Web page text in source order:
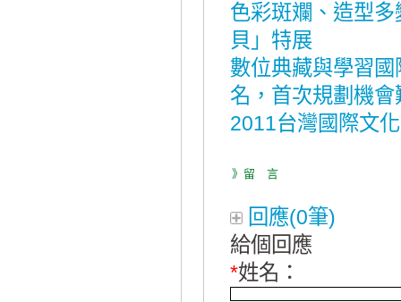
色彩斑斕、造型
貝」特展
數位典藏與學習
名，首次規劃機
2011台灣國際文
》留 言
回應(0筆)
給個回應
*姓名：